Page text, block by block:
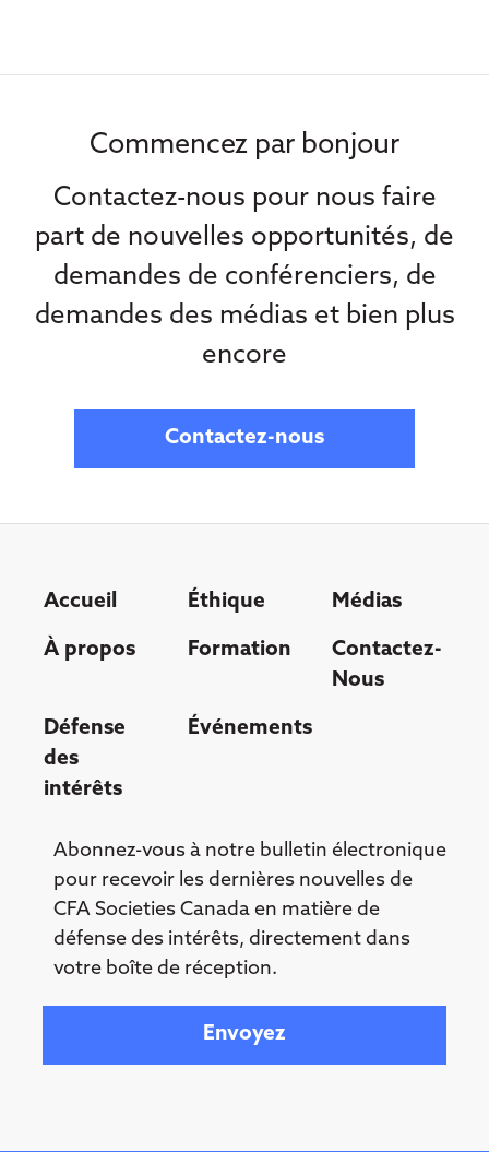
Commencez par bonjour
Contactez-nous pour nous faire
part de nouvelles opportunités, de
demandes de conférenciers, de
demandes des médias et bien plus
encore
Contactez-nous
Accueil Éthique Médias
À propos Formation
Contactez-
Nous
Défense
des
intérêts
Événements
Abonnez-vous à notre bulletin électronique
pour recevoir les dernières nouvelles de
CFA Societies Canada en matière de
défense des intérêts, directement dans
votre boîte de réception.